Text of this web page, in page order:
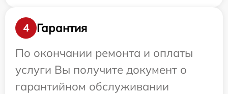
4
Гарантия
По окончании ремонта и оплаты
услуги Вы получите документ о
гарантийном обслуживании